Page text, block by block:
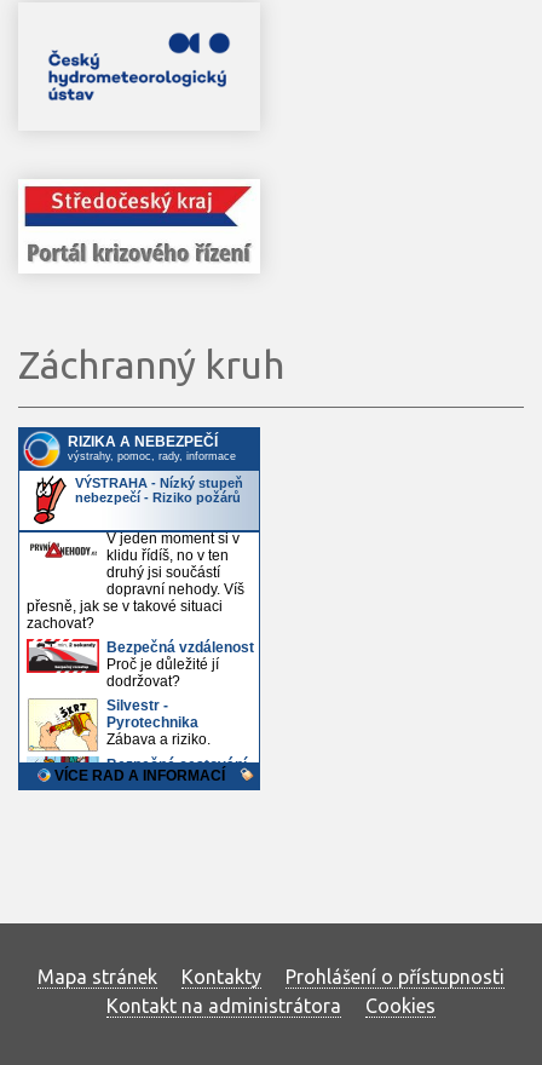
Záchranný kruh
Mapa stránek Kontakty
Prohlášení o přístupnosti
Kontakt na administrátora
Cookies